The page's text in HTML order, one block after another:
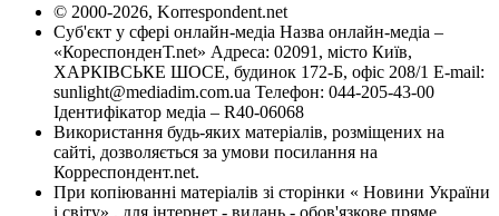
© 2000-2026, Korrespondent.net
Суб'єкт у сфері онлайн-медіа Назва онлайн-медіа –
«КореспонденТ.net» Адреса: 02091, місто Київ,
ХАРКІВСЬКЕ ШОСЕ, будинок 172-Б, офіс 208/1 E-mail:
sunlight@mediadim.com.ua Телефон: 044-205-43-00
Ідентифікатор медіа – R40-06068
Використання будь-яких матеріалів, розміщених на
сайті, дозволяється за умови посилання на
Корреспондент.net.
При копіюванні матеріалів зі сторінки « Новини України
і світу» , для інтернет - видань - обов'язкове пряме